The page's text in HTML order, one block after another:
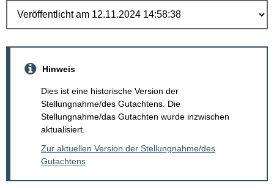
Hinweis
Dies ist eine historische Version der
Stellungnahme/des Gutachtens. Die
Stellungnahme/das Gutachten wurde inzwischen
aktualisiert.
Zur aktuellen Version der Stellungnahme/des
Gutachtens